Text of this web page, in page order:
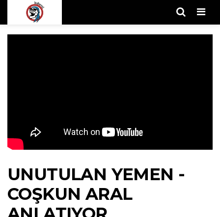
UNUTULAN YEMEN -
COŞKUN ARAL